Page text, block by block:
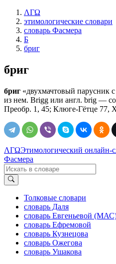
ΛΓΩ
этимологические словари
словарь Фасмера
Б
бриг
бриг
бриг «двухмачтовый парусник
из нем. Brigg или англ. brig —
Преобр. 1, 45; Клюге-Гётце 77,
ΛΓΩЭтимологический онлайн-
Фасмера
Толковые словари
словарь Даля
словарь Евгеньевой
словарь Ефремовой
словарь Кузнецова
словарь Ожегова
словарь Ушакова